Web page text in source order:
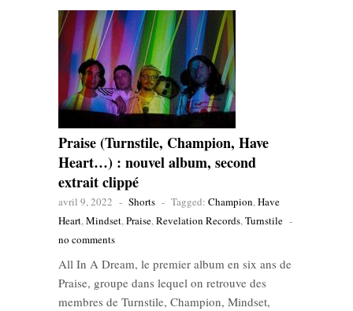
Praise (Turnstile, Champion, Have
Heart…) : nouvel album, second
extrait clippé
avril 9, 2022 - Shorts - Tagged: Champion,Have
Heart,Mindset,Praise,Revelation Records,Turnstile -
no comments
All In A Dream, le premier album en six ans de
Praise, groupe dans lequel on retrouve des
membres de Turnstile, Champion, Mindset,